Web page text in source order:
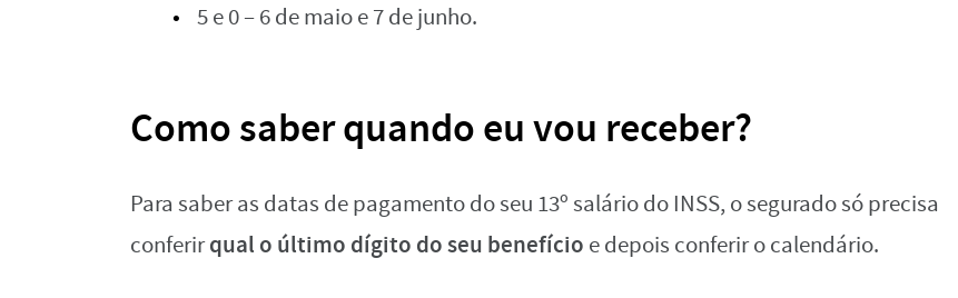
5 e 0 – 6 de maio e 7 de junho.
Como saber quando eu vou receber?
Para saber as datas de pagamento do seu 13º salário do INSS, o segurado só precisa
conferirqual o último dígito do seu benefício e depois conferir o calendário.